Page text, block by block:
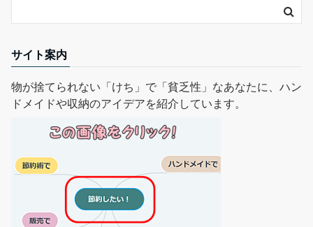
サイト案内
物が捨てられない「けち」で「貧乏性」なあなたに、ハン
ドメイドや収納のアイデアを紹介しています。